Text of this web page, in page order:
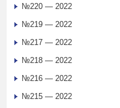
№220 — 2022
№219 — 2022
№217 — 2022
№218 — 2022
№216 — 2022
№215 — 2022